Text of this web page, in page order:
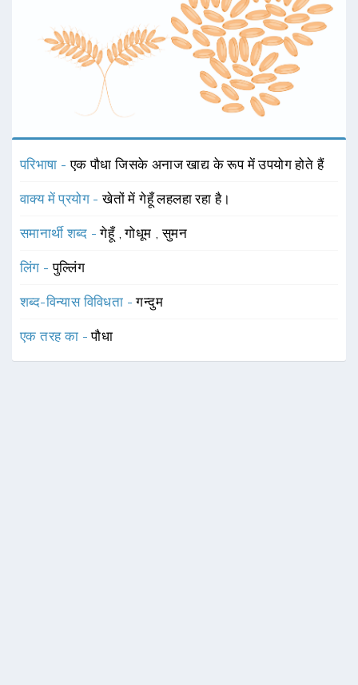
परिभाषा -एक पौधा जिसके अनाज खाद्य के रूप में उपयोग होते हैं
वाक्य में प्रयोग -खेतों में गेहूँ लहलहा रहा है।
समानार्थी शब्द -गेहूँ ,गोधूम ,सुमन
लिंग -पुल्लिंग
शब्द-विन्यास विविधता -गन्दुम
एक तरह का -पौधा